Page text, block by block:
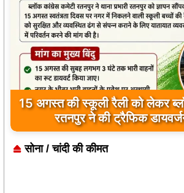
15 अगस्त की स्कूली रैली को लेकर
रतनपुर ने की ट्रैफिक
खिलाड़ियों का इंतजार खत्म, राज्य
156 उत्कृष्ट खिलाड़ियों
सोना / चांदी की कीमत